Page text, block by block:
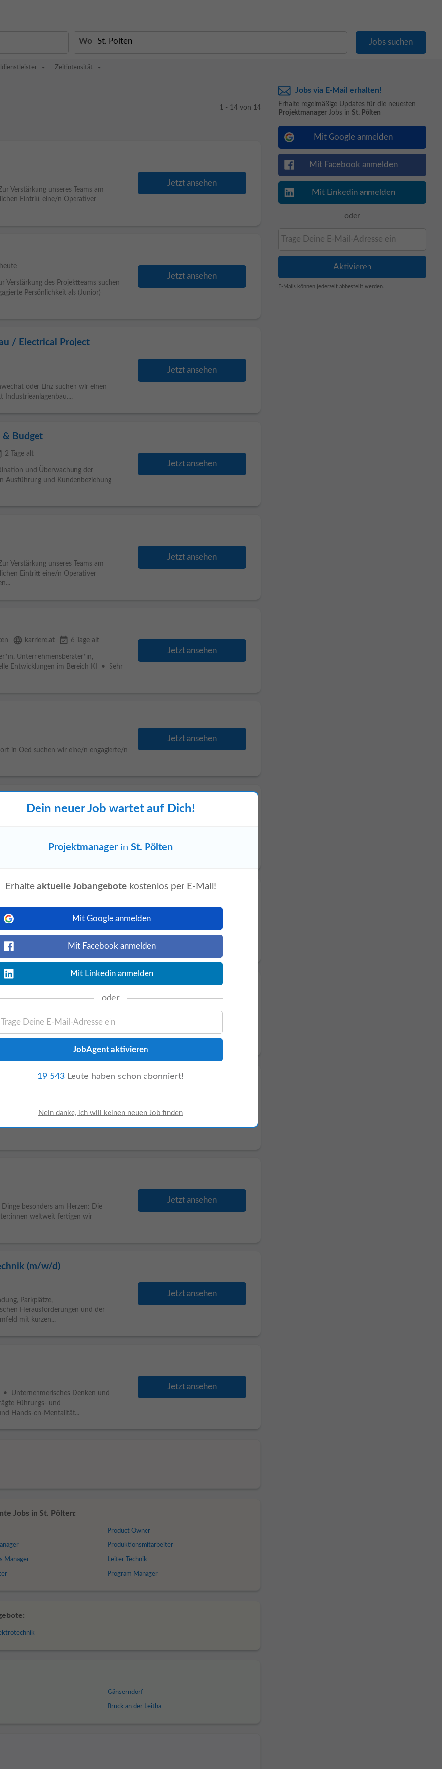
Wo
Zeitintensität
1 - 14 von 14
Verstärkung unseres Teams am
Eintritt eine/n Operativer
Jetzt ansehen
heute
Verstärkung des Projektteams suchen
Persönlichkeit als (Junior)
Jetzt ansehen
/ Electrical Project
oder Linz suchen wir einen
Jetzt ansehen
& Budget
2 Tage alt
und Überwachung der
Ausführung und Kundenbeziehung
Jetzt ansehen
Verstärkung unseres Teams am
Eintritt eine/n Operativer
Jetzt ansehen
language karriere.at event_available 6 Tage alt
Unternehmensberater*in,
Entwicklungen im Bereich KI • Sehr
Jetzt ansehen
in Oed suchen wir eine/n engagierte/n
Jetzt ansehen
des Projektteams suchen
Persönlichkeit als (Junior)
des Projektteams suchen
Persönlichkeit als (Junior)
in Oed suchen wir eine/n engagierte/n
Sie die Informationen in dieser
Jetzt ansehen
Labor GmbH ist eine akkreditierte
arbeiten wir e rfolgreich als
besonders am Herzen: Die
weltweit fertigen wir
Jetzt ansehen
(m/w/d)
Parkplätze,
Herausforderungen und der
mit kurzen...
Jetzt ansehen
• Unternehmerisches Denken und
Führungs- und
Hands-on-Mentalität...
Jetzt ansehen
Jobs in St. Pölten:
Manager
Product Owner
Produktionsmitarbeiter
Leiter Technik
Program Manager
Gänserndorf
Bruck an der Leitha
Jobs via E-Mail erhalten!
Erhalte regelmäßige Updates für die neuesten
Projektmanager Jobs in St. Pölten
Mit Google anmelden
Mit Facebook anmelden
Mit Linkedin anmelden
oder
E-Mails können jederzeit abbestellt werden.
Dein neuer Job wartet auf Dich!
Projektmanagerin St. Pölten
Erhalte aktuelle Jobangebotekostenlos per E-Mail!
Mit Google anmelden
Mit Facebook anmelden
Mit Linkedin anmelden
oder
19 543 Leute haben schon abonniert!